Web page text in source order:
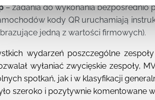
– zadania do wykonania bezpośrednio
kody QR uruchamiają
jedną z wartości firmowych).
wydarzeń poszczególne
wyłaniać zwycięskie zespoły,
spotkań, jak i w klasyfikacji
szeroko i pozytywnie komentowane